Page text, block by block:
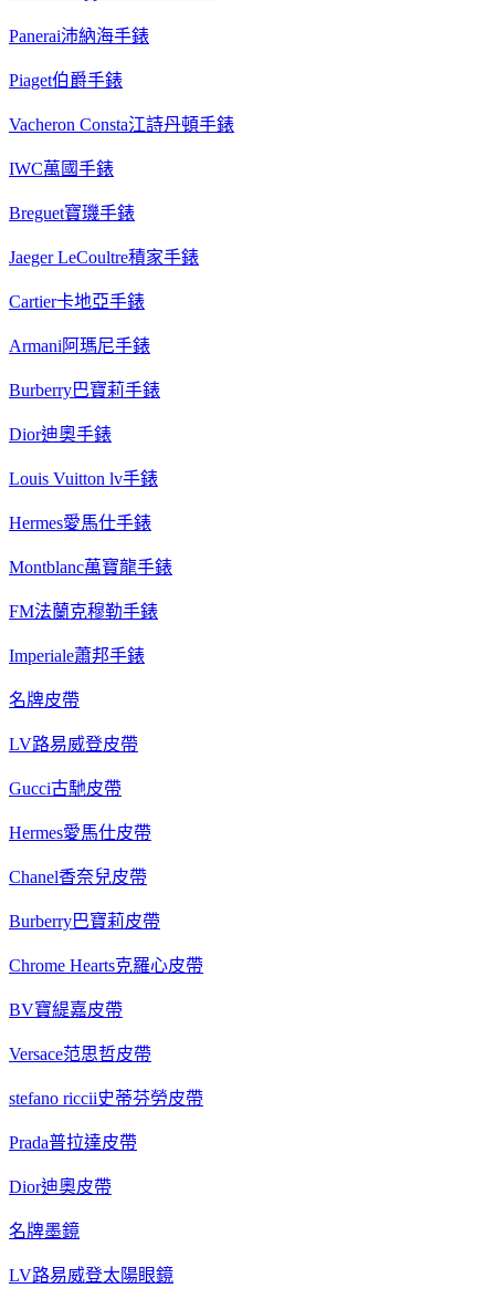
Panerai沛納海手錶
Piaget伯爵手錶
Vacheron Consta江詩丹頓手錶
IWC萬國手錶
Breguet寶璣手錶
Jaeger LeCoultre積家手錶
Cartier卡地亞手錶
Armani阿瑪尼手錶
Burberry巴寶莉手錶
Dior迪奧手錶
Louis Vuitton lv手錶
Hermes愛馬仕手錶
Montblanc萬寶龍手錶
FM法蘭克穆勒手錶
Imperiale蕭邦手錶
名牌皮帶
LV路易威登皮帶
Gucci古馳皮帶
Hermes愛馬仕皮帶
Chanel香奈兒皮帶
Burberry巴寶莉皮帶
Chrome Hearts克羅心皮帶
BV寶緹嘉皮帶
Versace范思哲皮帶
stefano riccii史蒂芬勞皮帶
Prada普拉達皮帶
Dior迪奧皮帶
名牌墨鏡
LV路易威登太陽眼鏡